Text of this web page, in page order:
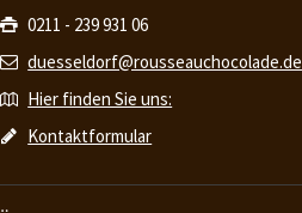
0211 - 239 931 06
duesseldorf@rousseauchocolade.de
Hier finden Sie uns:
Kontaktformular